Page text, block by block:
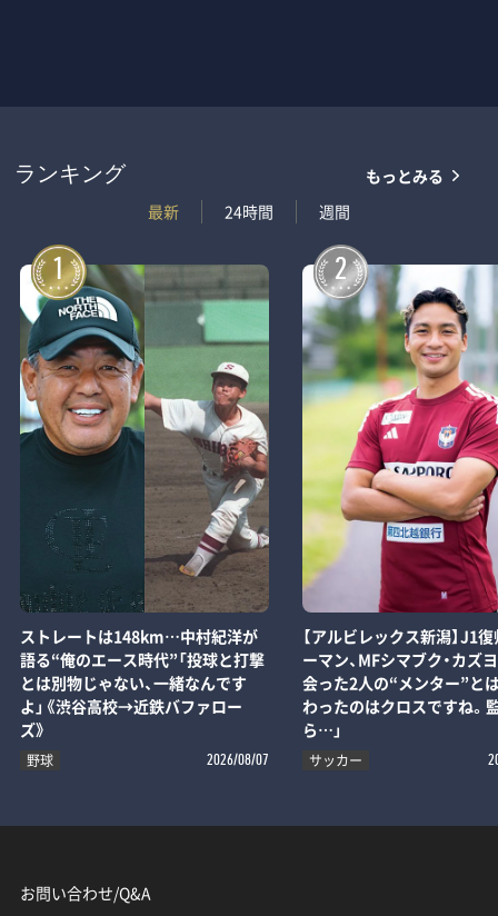
ランキング
最新
24時間 週間
もっとみる
1
ストレートは148km…中村紀洋が
語る“俺のエース時代”「投球と打撃
とは別物じゃない、一緒なんです
よ」《渋谷高校→近鉄バファロー
ズ》
野球 2026/08/07
2
【アルビレックス新潟】J1
ーマン、MFシマブク・カズ
会った2人の“メンター”とは
わったのはクロスですね。
ら…」
サッカー
お問い合わせ/Q&A